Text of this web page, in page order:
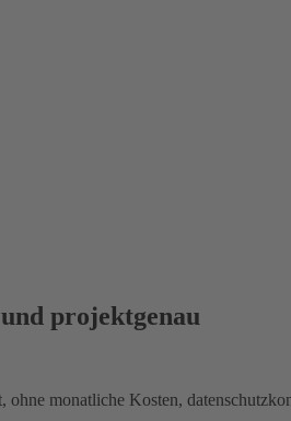
projektgenau
ohne monatliche Kosten,